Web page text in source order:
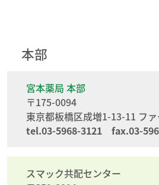
本部
宮本薬局 本部
〒175-0094
東京都板橋区成増1-13-11 フ
tel.03-5968-3121 fax.03-
スマック共配センター